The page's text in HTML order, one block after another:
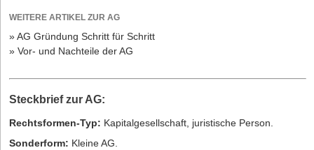
WEITERE ARTIKEL ZUR AG
» AG Gründung Schritt für Schritt
» Vor- und Nachteile der AG
Steckbrief zur AG:
Rechtsformen-Typ: Kapitalgesellschaft, juristische Person.
Sonderform: Kleine AG.